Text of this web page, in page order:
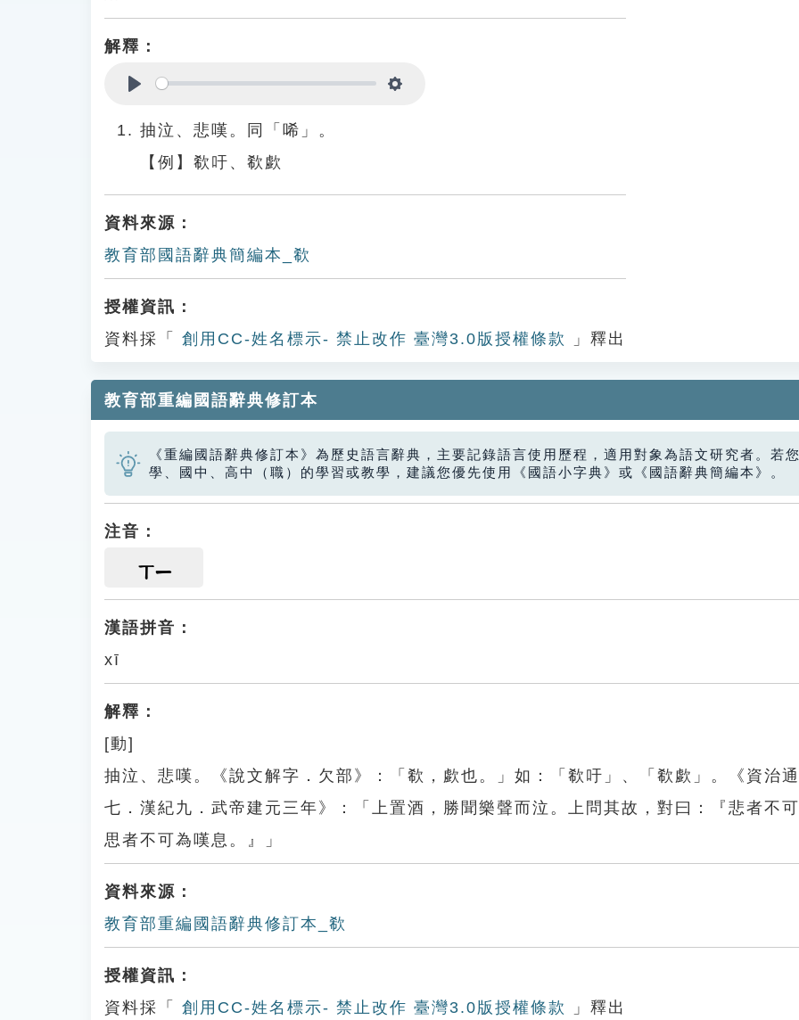
解釋：
抽泣、悲嘆。同「唏」。
【例】欷吁、欷歔
資料來源：
教育部國語辭典簡編本_欷
授權資訊：
資料採「
創用CC-姓名標示- 禁止改作 臺灣3.0版授權條款 」釋出
教育部重編國語辭典修訂本
《重編國語辭典修訂本》為歷史語言辭典，主要記錄語言使用歷程，適用對象為語文研究者。若
學、國中、高中（職）的學習或教學，建議您優先使用《國語小字典》或《國語辭典簡編本》。
注音：
ㄒㄧ
漢語拼音：
xī
解釋：
[動]
抽泣、悲嘆。《說文解字．欠部》：「欷，歔也。」如：「欷吁」、「欷歔」。《資治
七．漢紀九．武帝建元三年》：「上置酒，勝聞樂聲而泣。上問其故，對曰：『悲者不
思者不可為嘆息。』」
資料來源：
教育部重編國語辭典修訂本_欷
授權資訊：
資料採「
創用CC-姓名標示- 禁止改作 臺灣3.0版授權條款 」釋出